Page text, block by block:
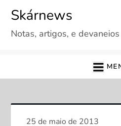
content
Skárnews
Notas, artigos, e